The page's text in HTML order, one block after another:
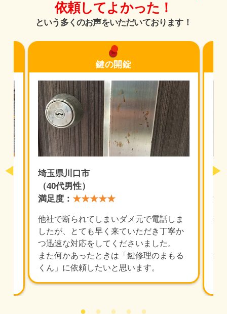
依頼してよかった！
という多くのお声をいただいております！
鍵の開錠
埼玉県川口市
（40代男性）
満足度： ★★★★★
他社で断られてしまいダメ元で電話しま
したが、とても早く来ていただき丁寧か
つ迅速な対応をしてくださいました。
また何かあったときは「鍵修理のまもる
くん」に依頼したいと思います。
千
満
鍵
鍵